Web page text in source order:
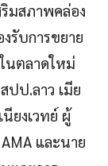
มสภาพคล่อง
รับการขยาย
นตลาดใหม่
ปป.ลาว เมีย
ยงเวทย์ ผู้
และนาย